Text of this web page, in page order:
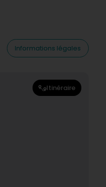
Informations légales
Itinéraire